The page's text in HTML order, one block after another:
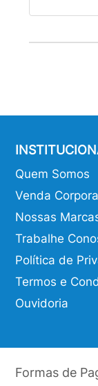
Quem Somos
Venda
Nossas
Trabalhe
Política de
Termos e
Ouvidoria
Formas de